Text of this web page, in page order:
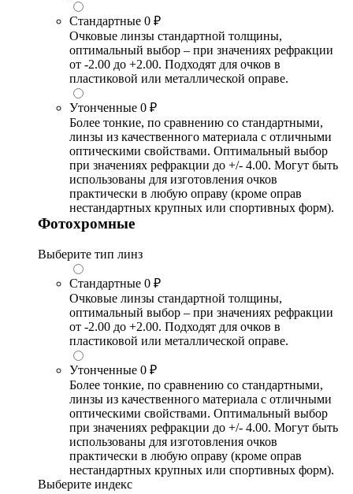
Стандартные 0 ₽
Очковые линзы стандартной толщины,
оптимальный выбор – при значениях рефракции
от -2.00 до +2.00. Подходят для очков в
пластиковой или металлической оправе.
Утонченные 0 ₽
Более тонкие, по сравнению со стандартными,
линзы из качественного материала с отличными
оптическими свойствами. Оптимальный выбор
при значениях рефракции до +/- 4.00. Могут быть
использованы для изготовления очков
практически в любую оправу (кроме оправ
нестандартных крупных или спортивных форм).
Фотохромные
Выберите тип линз
Стандартные 0 ₽
Очковые линзы стандартной толщины,
оптимальный выбор – при значениях рефракции
от -2.00 до +2.00. Подходят для очков в
пластиковой или металлической оправе.
Утонченные 0 ₽
Более тонкие, по сравнению со стандартными,
линзы из качественного материала с отличными
оптическими свойствами. Оптимальный выбор
при значениях рефракции до +/- 4.00. Могут быть
использованы для изготовления очков
практически в любую оправу (кроме оправ
нестандартных крупных или спортивных форм).
Выберите индекс